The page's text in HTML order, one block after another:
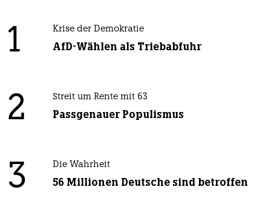
1 Krise der Demokratie
AfD-Wählen als Triebabfuhr
2 Streit um Rente mit 63
Passgenauer Populismus
3 Die Wahrheit
56 Millionen Deutsche sind betroffen